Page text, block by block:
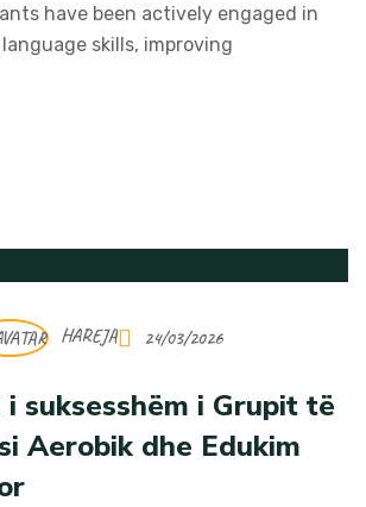
have been actively engaged in
skills, improving
HAREJA 24/03/2026
suksesshëm i Grupit të
Aerobik dhe Edukim